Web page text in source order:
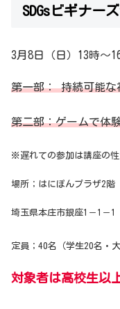
SDGsビギナー
3月8日（日）13時～
第一部： 持続可能な
第二部：ゲームで体
※遅れての参加は講座の性
場所；はにぽんプラザ2
埼玉県本庄市銀座1－1－1
定員；40名（学生20名・
対象者は高校生以